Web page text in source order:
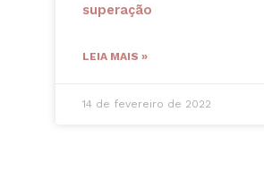
superação
LEIA MAIS »
14 de fevereiro de 2022